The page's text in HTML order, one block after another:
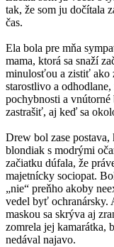
tak, že som ju dočítala
čas.
Ela bola pre mňa
mama, ktorá sa snaží
minulosťou a zistiť ako
starostlivo a
pochybnosti a vnútorné
zastrašiť, aj keď sa
Drew bol zase
blondiak s modrými
začiatku dúfala, že
majetnícky sociopat.
„nie“ preňho akoby
vedel byť ochranársky.
maskou sa skrýva aj
zomrela jej kamarátka,
nedával najavo.